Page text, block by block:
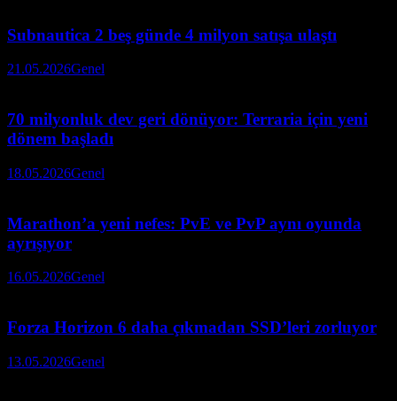
Subnautica 2 beş günde 4 milyon satışa ulaştı
21.05.2026Genel
70 milyonluk dev geri dönüyor: Terraria için yeni
dönem başladı
18.05.2026Genel
Marathon’a yeni nefes: PvE ve PvP aynı oyunda
ayrışıyor
16.05.2026Genel
Forza Horizon 6 daha çıkmadan SSD’leri zorluyor
13.05.2026Genel